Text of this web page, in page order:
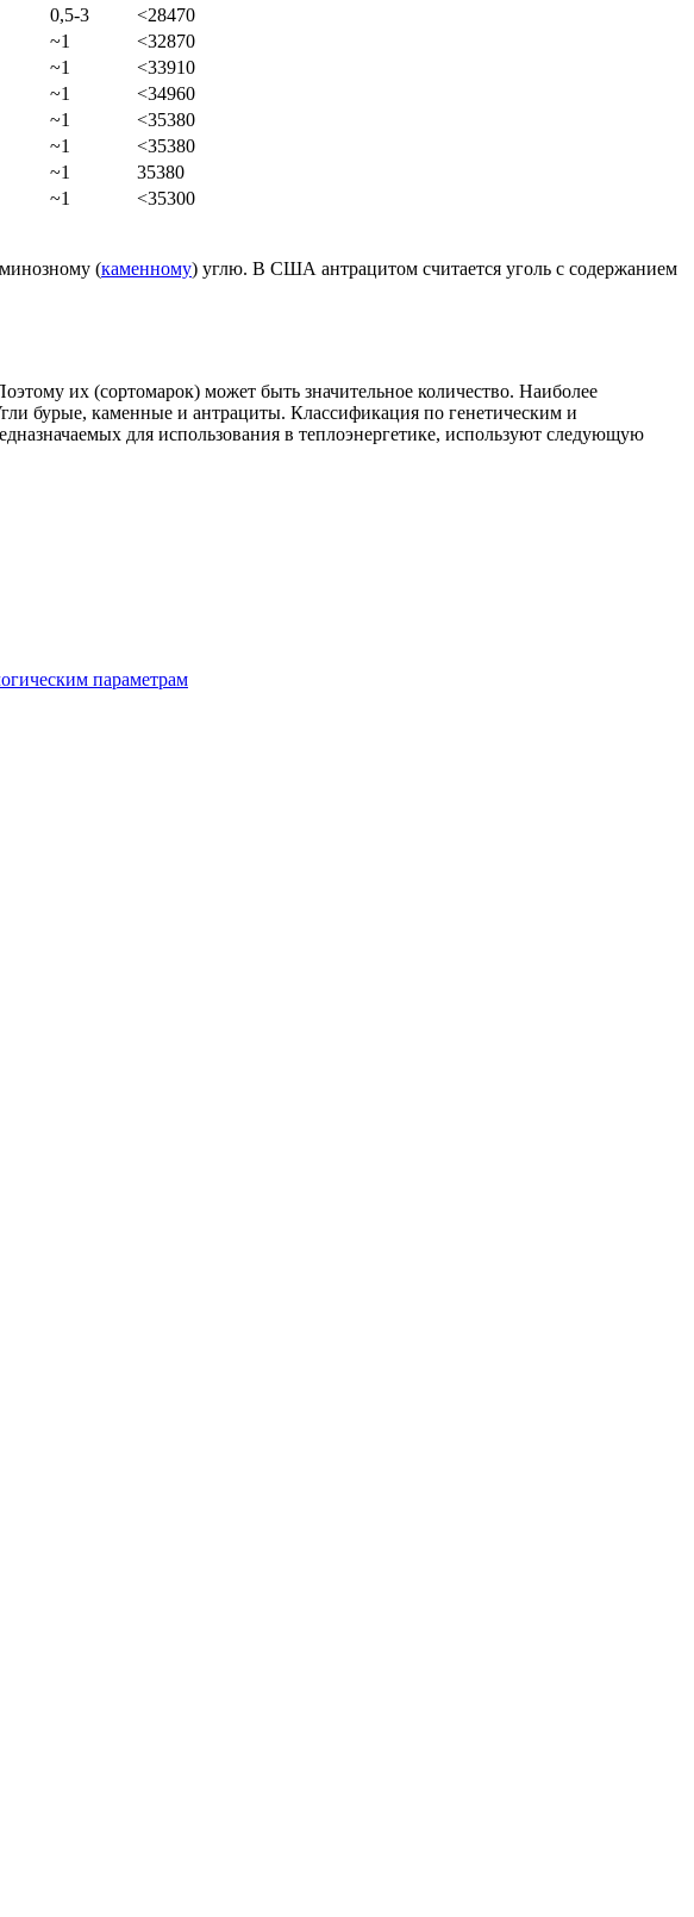
0,5-3
<28470
~1
<32870
~1
<33910
~1
<34960
~1
<35380
~1
<35380
~1
35380
~1 <35300
(каменному) углю. В США антрацитом считается уголь с содержанием
их (сортомарок) может быть значительное количество. Наиболее
бурые, каменные и антрациты. Классификация по генетическим и
для использования в теплоэнергетике, используют следующую
параметрам